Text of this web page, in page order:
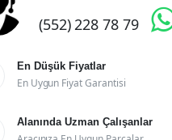
(552) 228 78 79
En Düşük Fiyatlar
En Uygun Fiyat Garantisi
Alanında Uzman Çalışanlar